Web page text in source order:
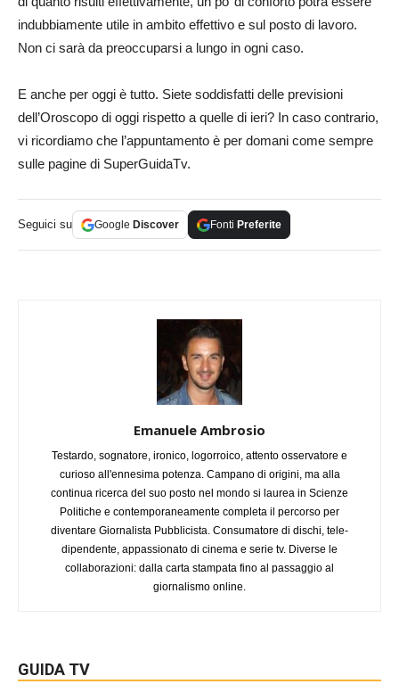
indubbiamente utile in ambito effettivo e sul posto di lavoro.
Non ci sarà da preoccuparsi a lungo in ogni caso.
E anche per oggi è tutto. Siete soddisfatti delle previsioni
dell’Oroscopo di oggi rispetto a quelle di ieri? In caso contrario,
vi ricordiamo che l’appuntamento è per domani come sempre
sulle pagine di SuperGuidaTv.
Seguici su Google Discover Fonti Preferite
Emanuele Ambrosio
Testardo, sognatore, ironico, logorroico, attento osservatore e
curioso all'ennesima potenza. Campano di origini, ma alla
continua ricerca del suo posto nel mondo si laurea in Scienze
Politiche e contemporaneamente completa il percorso per
diventare Giornalista Pubblicista. Consumatore di dischi, tele-
dipendente, appassionato di cinema e serie tv. Diverse le
collaborazioni: dalla carta stampata fino al passaggio al
giornalismo online.
GUIDA TV